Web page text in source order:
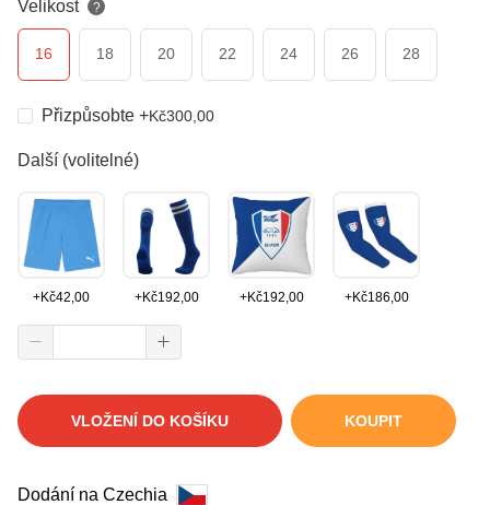
Velikost ?
16 18 20 22 24 26 28
Přizpůsobte +Kč300,00
Další (volitelné)
+Kč42,00 +Kč192,00 +Kč192,00 +Kč186,00
VLOŽENÍ DO KOŠÍKU KOUPIT
Dodání na Czechia